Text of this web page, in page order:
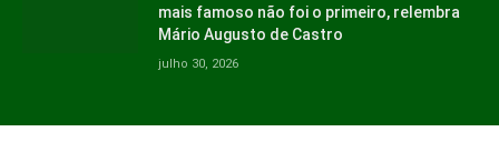
mais famoso não foi o primeiro, relembra
Mário Augusto de Castro
julho 30, 2026